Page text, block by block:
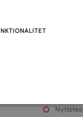
X-
&
LINE